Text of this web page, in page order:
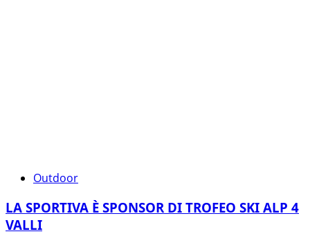
Outdoor
LA SPORTIVA È SPONSOR DI TROFEO SKI ALP 4
VALLI